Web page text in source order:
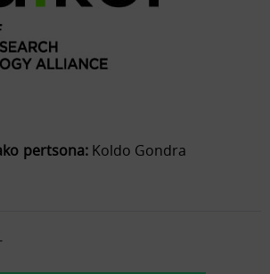
pertsona:Koldo Gondra